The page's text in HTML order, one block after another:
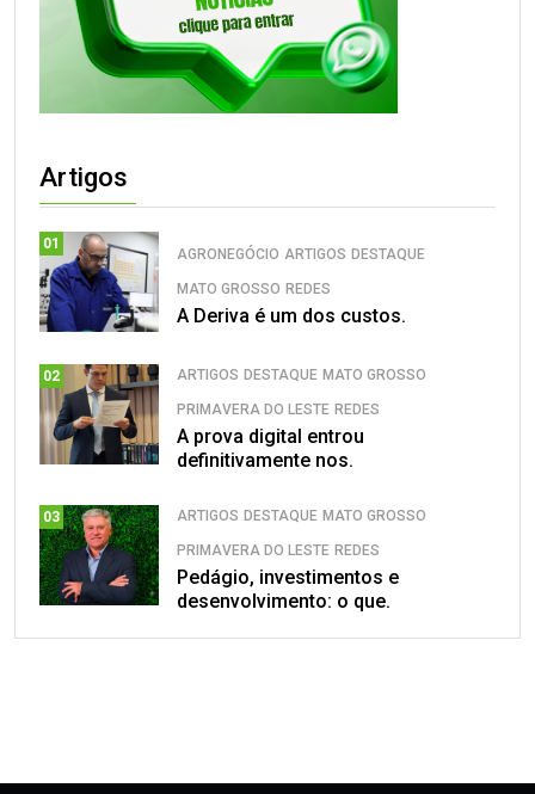
Artigos
01
AGRONEGÓCIO ARTIGOS DESTAQUE
MATO GROSSO REDES
A Deriva é um dos custos.
02 ARTIGOS DESTAQUE MATO GROSSO
PRIMAVERA DO LESTE REDES
A prova digital entrou
definitivamente nos.
03 ARTIGOS DESTAQUE MATO GROSSO
PRIMAVERA DO LESTE REDES
Pedágio, investimentos e
desenvolvimento: o que.